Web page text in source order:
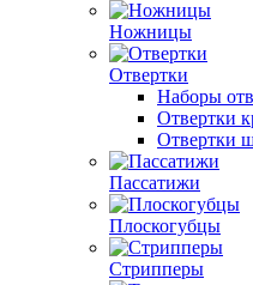
Ножницы
Отвертки
Наборы
Отвертки
Отвертки
Пассатижи
Плоскогубцы
Стрипперы